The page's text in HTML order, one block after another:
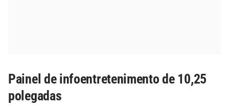
Painel de infoentretenimento de 10,25
polegadas